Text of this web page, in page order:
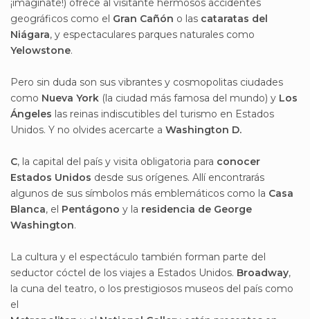
¡imagínate!) ofrece al visitante hermosos accidentes
geográficos como el Gran Cañón o las cataratas del
Niágara, y espectaculares parques naturales como
Yelowstone.
Pero sin duda son sus vibrantes y cosmopolitas ciudades
como Nueva York (la ciudad más famosa del mundo) y Los
Ángeles las reinas indiscutibles del turismo en Estados
Unidos. Y no olvides acercarte a Washington D.
C, la capital del país y visita obligatoria para conocer
Estados Unidos desde sus orígenes. Allí encontrarás
algunos de sus símbolos más emblemáticos como la Casa
Blanca, el Pentágono y la residencia de George
Washington.
La cultura y el espectáculo también forman parte del
seductor cóctel de los viajes a Estados Unidos. Broadway,
la cuna del teatro, o los prestigiosos museos del país como
el